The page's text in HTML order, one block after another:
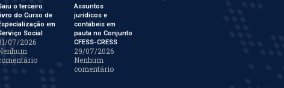
o terceiro
do Curso de
em
Social
07/2026
Assuntos
jurídicos e
contábeis em
pauta no Conjunto
CFESS-CRESS
29/07/2026
Nenhum
comentário